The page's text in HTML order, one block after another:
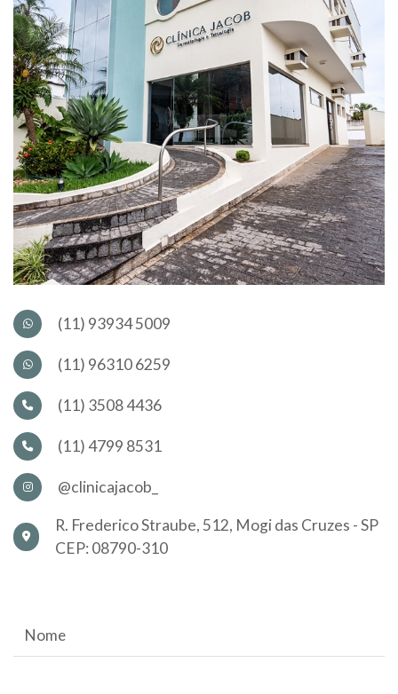
(11) 93934 5009
(11) 96310 6259
(11) 3508 4436
(11) 4799 8531
@clinicajacob_
R. Frederico Straube, 512, Mogi das Cruzes - SP
CEP: 08790-310